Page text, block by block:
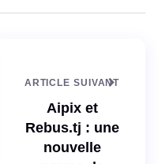
ARTICLE SUIVANT
Aipix et
Rebus.tj : une
nouvelle